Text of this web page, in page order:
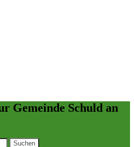
Gemeinde Schuld an